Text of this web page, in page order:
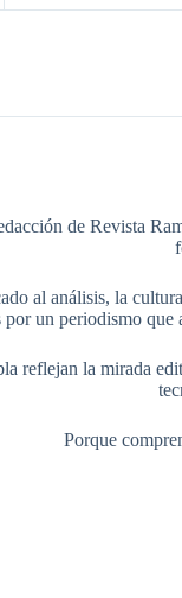
de Revista
al análisis, la
un periodismo
reflejan la mirada
Porque